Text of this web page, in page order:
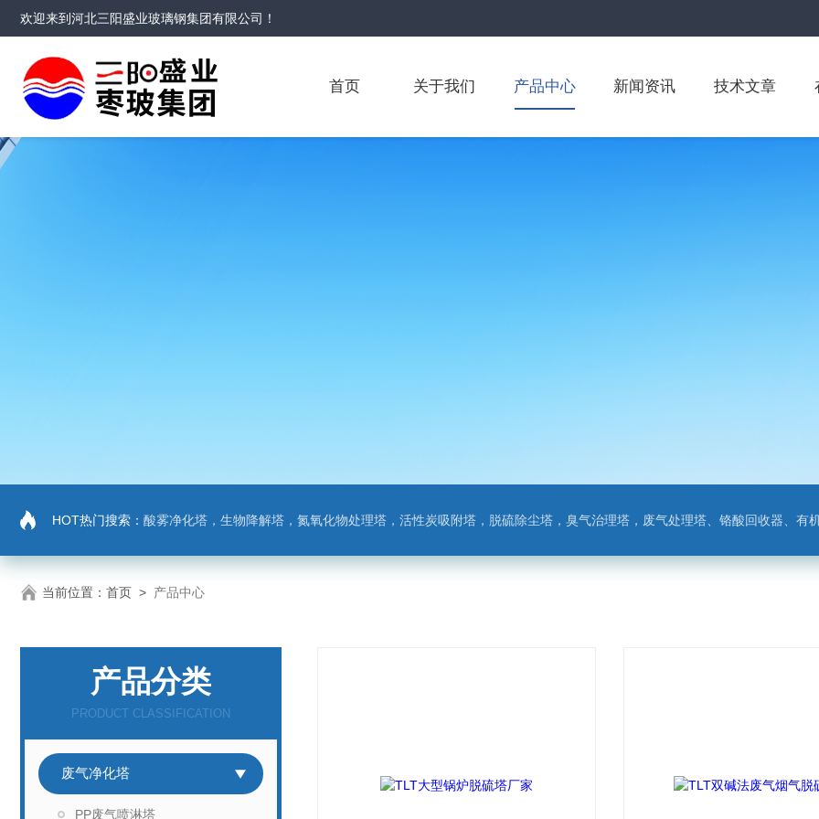
欢迎来到河北三阳盛业玻璃钢集团有限公司 ！
首页 关于我们 产品中心 新闻资讯 技术文章
HOT热门搜索： 酸雾净化塔，生物降解塔，氮氧化物处理塔，活性炭吸附塔，脱硫除尘塔，臭气治理塔，废气处理塔、铬酸回收器、有机废气净化器，氨氮吹
当前位置： 首页 > 产品中心
产品分类
PRODUCT CLASSIFICATION
废气净化塔
PP废气喷淋塔